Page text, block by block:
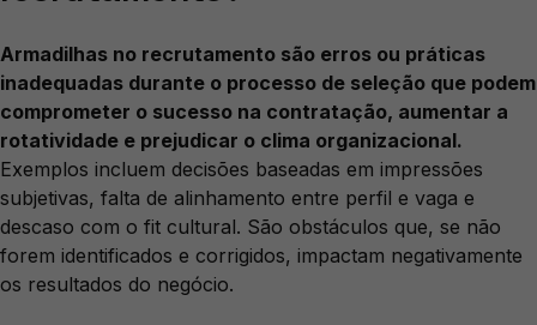
Armadilhas no recrutamento são erros ou práticas
inadequadas durante o processo de seleção que podem
comprometer o sucesso na contratação, aumentar a
rotatividade e prejudicar o clima organizacional.
Exemplos incluem decisões baseadas em impressões
subjetivas, falta de alinhamento entre perfil e vaga e
descaso com o fit cultural. São obstáculos que, se não
forem identificados e corrigidos, impactam negativamente
os resultados do negócio.